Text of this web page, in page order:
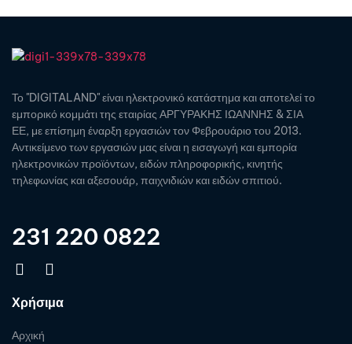
Το "DIGITALAND" είναι ηλεκτρονικό κατάστημα και αποτελεί το
εμπορικό κομμάτι της εταιρίας ΑΡΓΥΡΑΚΗΣ ΙΩΑΝΝΗΣ & ΣΙΑ
ΕΕ, με επίσημη έναρξη εργασιών τον Φεβρουάριο του 2013.
Αντικείμενο των εργασιών μας είναι η εισαγωγή και εμπορία
ηλεκτρονικών προϊόντων, ειδών πληροφορικής, κινητής
τηλεφωνίας και αξεσουάρ, παιχνιδιών και ειδών σπιτιού.
231 220 0822
Χρήσιμα
Αρχική